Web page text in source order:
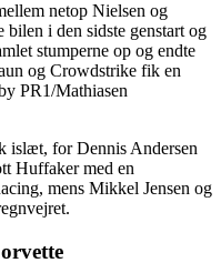
netop Nielsen og
i den sidste genstart og
stumperne op og endte
og Crowdstrike fik en
PR1/Mathiasen
islæt, for Dennis Andersen
Huffaker med en
mens Mikkel Jensen og